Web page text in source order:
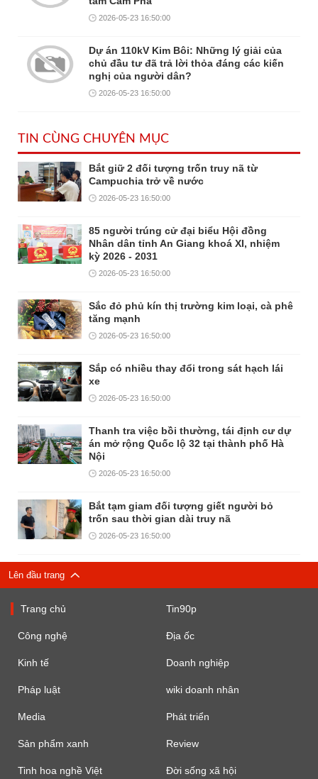
2026-05-23 16:50:00
Dự án 110kV Kim Bôi: Những lý giải của
chủ đầu tư đã trả lời thỏa đáng các kiến
nghị của người dân?
2026-05-23 16:50:00
TIN CÙNG CHUYÊN MỤC
Bắt giữ 2 đối tượng trốn truy nã từ
Campuchia trở về nước
2026-05-23 16:50:00
85 người trúng cử đại biểu Hội đồng
Nhân dân tỉnh An Giang khoá XI, nhiệm
kỳ 2026 - 2031
2026-05-23 16:50:00
Sắc đỏ phủ kín thị trường kim loại, cà phê
tăng mạnh
2026-05-23 16:50:00
Sắp có nhiều thay đổi trong sát hạch lái
xe
2026-05-23 16:50:00
Thanh tra việc bồi thường, tái định cư dự
án mở rộng Quốc lộ 32 tại thành phố Hà
Nội
2026-05-23 16:50:00
Bắt tạm giam đối tượng giết người bỏ
trốn sau thời gian dài truy nã
2026-05-23 16:50:00
Lên đầu trang
Trang chủ Tin90p
Công nghệ Địa ốc
Kinh tế Doanh nghiệp
Pháp luật wiki doanh nhân
Media Phát triển
Sản phẩm xanh Review
Tinh hoa nghề Việt Đời sống xã hội